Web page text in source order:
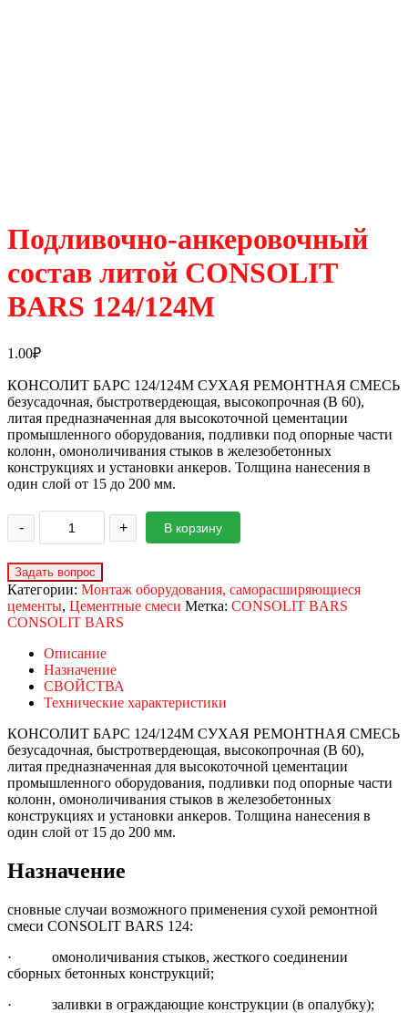
Подливочно-анкеровочный
состав литой CONSOLIT
BARS 124/124М
1.00₽
КОНСОЛИТ БАРС 124/124М СУХАЯ РЕМОНТНАЯ СМЕСЬ
безусадочная, быстротвердеющая, высокопрочная (В 60),
литая предназначенная для высокоточной цементации
промышленного оборудования, подливки под опорные части
колонн, омоноличивания стыков в железобетонных
конструкциях и установки анкеров. Толщина нанесения в
один слой от 15 до 200 мм.
- + В корзину
Категории: Монтаж оборудования, саморасширяющиеся
цементы, Цементные смеси Метка: CONSOLIT BARS
CONSOLIT BARS
Описание
Назначение
СВОЙСТВА
Технические характеристики
КОНСОЛИТ БАРС 124/124М СУХАЯ РЕМОНТНАЯ СМЕСЬ
безусадочная, быстротвердеющая, высокопрочная (В 60),
литая предназначенная для высокоточной цементации
промышленного оборудования, подливки под опорные части
колонн, омоноличивания стыков в железобетонных
конструкциях и установки анкеров. Толщина нанесения в
один слой от 15 до 200 мм.
Назначение
сновные случаи возможного применения сухой ремонтной
смеси CONSOLIT BARS 124:
· омоноличивания стыков, жесткого соединении
сборных бетонных конструкций;
· заливки в ограждающие конструкции (в опалубку);